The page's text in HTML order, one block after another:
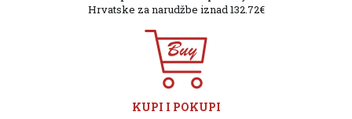
Hrvatske za narudžbe iznad 132.72€
KUPI I POKUPI